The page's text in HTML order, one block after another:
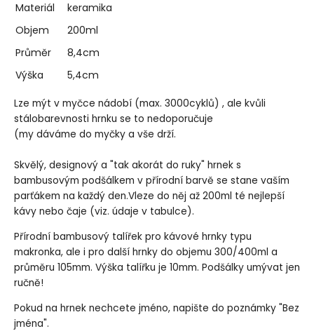
Materiál
keramika
Objem
200ml
Průměr
8,4cm
Výška
5,4cm
Lze mýt v myčce nádobí (max. 3000cyklů) , ale kvůli
stálobarevnosti hrnku se to nedoporučuje
(my dáváme do myčky a vše drží.
Skvělý, designový a "tak akorát do ruky" hrnek s
bambusovým podšálkem v přírodní barvě se stane vaším
parťákem na každý den.Vleze do něj až 200ml té nejlepší
kávy nebo čaje (viz. údaje v tabulce).
Přírodní bambusový talířek pro kávové hrnky typu
makronka, ale i pro další hrnky do objemu 300/400ml a
průměru 105mm. Výška talířku je 10mm. Podšálky umývat jen
ručně!
Pokud na hrnek nechcete jméno, napište do poznámky "Bez
jména".